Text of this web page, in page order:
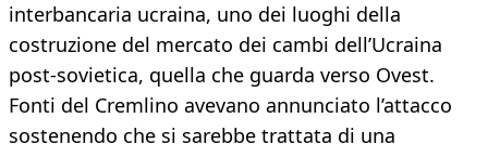
interbancaria ucraina, uno dei luoghi della
costruzione del mercato dei cambi dell’Ucraina
post-sovietica, quella che guarda verso Ovest.
Fonti del Cremlino avevano annunciato l’attacco
sostenendo che si sarebbe trattata di una